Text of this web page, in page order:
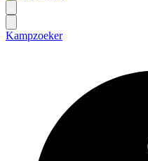
Kampzoeker